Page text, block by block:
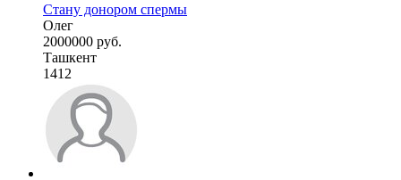
Стану донором спермы
Олег
2000000 руб.
Ташкент
1412